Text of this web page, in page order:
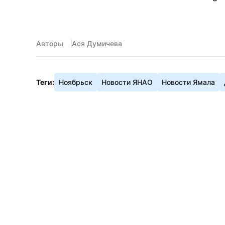
Авторы Ася Думичева
Теги: Ноябрьск Новости ЯНАО Новости Ямала